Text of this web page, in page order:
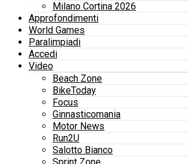
Milano Cortina 2026
Approfondimenti
World Games
Paralimpiadi
Accedi
Video
Beach Zone
BikeToday
Focus
Ginnasticomania
Motor News
Run2U
Salotto Bianco